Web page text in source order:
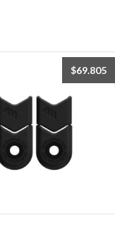
$69.805